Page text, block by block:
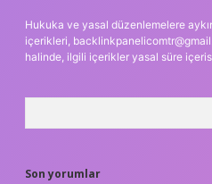
Hukuka ve yasal düzenlemelere
içerikleri,
halinde, ilgili içerikler yasal süre
Son yorumlar